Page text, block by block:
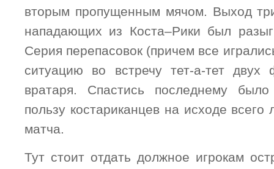
вторым пропущенным мячом. Выход
нападающих из Коста–Рики был
Серия перепасовок (причем все
ситуацию во встречу тет-а-тет двух
вратаря. Спастись последнему
пользу костариканцев на исходе
матча.
Тут стоит отдать должное игрокам